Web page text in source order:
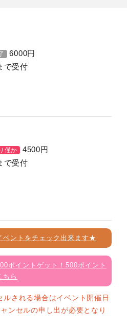
6000円
で受付
僅か 4500円
で受付
ベントをチェック出来ます★
ポイントゲット！500ポイント
ちら
される場合はイベント開催日
ンセルの申し出が必要となり